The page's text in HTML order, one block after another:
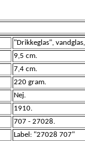
"Drikkeglas",
9,5 cm.
7,4 cm.
220 gram.
Nej.
1910.
707 - 27028.
Label: "27028 707"